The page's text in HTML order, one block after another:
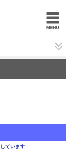
ています